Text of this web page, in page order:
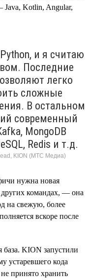
Kotlin, Angular,
и я считаю
Последние
легко
сложные
В остальном
современный
MongoDB
Redis и т.д.
KION (МТС Медиа)
нужна новая
других командах, — она
на свежую, более
вскоре после
KION запустили
устаревшего кода
принято хранить